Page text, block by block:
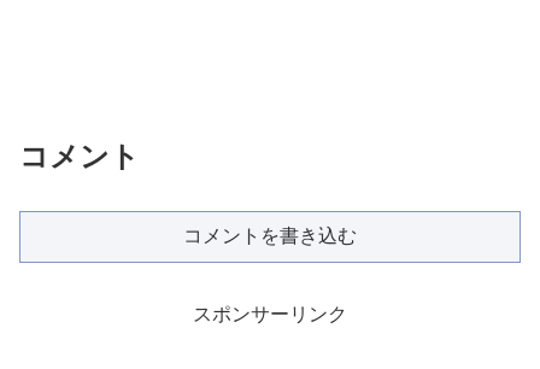
コメント
コメントを書き込む
スポンサーリンク